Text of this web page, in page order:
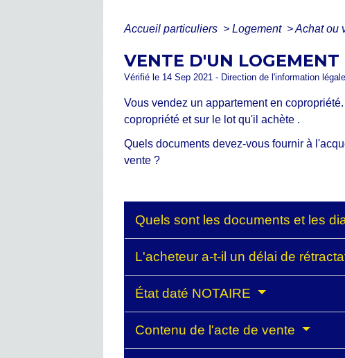
Accueil particuliers > Logement > Achat ou
VENTE D'UN LOGEMENT
Vérifié le 14 Sep 2021 - Direction de l'information
Vous vendez un appartement en
copropriété et sur le lot qu'il achète .
Quels documents devez-vous fournir à
vente ?
Quels sont les documents et les
L'acheteur a-t-il un délai de
État daté NOTAIRE
Contenu de l'acte de vente